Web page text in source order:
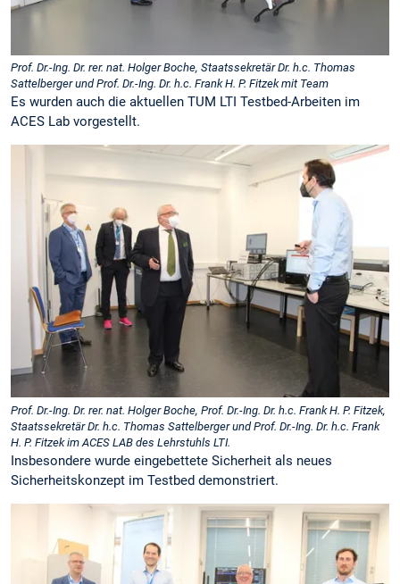
Prof. Dr.-Ing. Dr. rer. nat. Holger Boche, Staatssekretär Dr. h.c. Thomas
Sattelberger und Prof. Dr.-Ing. Dr. h.c. Frank H. P. Fitzek mit Team
Es wurden auch die aktuellen TUM LTI Testbed-Arbeiten im
ACES Lab vorgestellt.
Prof. Dr.-Ing. Dr. rer. nat. Holger Boche, Prof. Dr.-Ing. Dr. h.c. Frank H. P. Fitzek,
Staatssekretär Dr. h.c. Thomas Sattelberger und Prof. Dr.-Ing. Dr. h.c. Frank
H. P. Fitzek im ACES LAB des Lehrstuhls LTI.
Insbesondere wurde eingebettete Sicherheit als neues
Sicherheitskonzept im Testbed demonstriert.